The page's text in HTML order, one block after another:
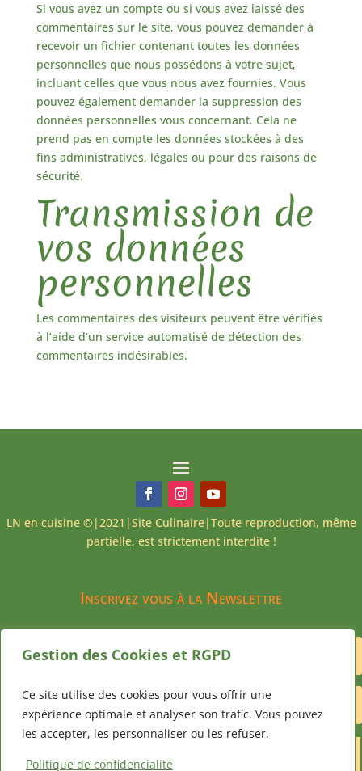
Gestion des Cookies et RGPD
Ce site utilise des cookies pour vous offrir une
expérience optimale et analyser son trafic. Vous pouvez
les accepter, les personnaliser ou les refuser.
Politique de confidencialité
Si vous avez un compte ou si vous avez laissé des
commentaires sur le site, vous pouvez demander à
recevoir un fichier contenant toutes les données
personnelles que nous possédons à votre sujet,
incluant celles que vous nous avez fournies. Vous
pouvez également demander la suppression des
données personnelles vous concernant. Cela ne
prend pas en compte les données stockées à des
fins administratives, légales ou pour des raisons de
sécurité.
Transmission de
vos données
personnelles
Les commentaires des visiteurs peuvent être vérifiés
à l’aide d’un service automatisé de détection des
commentaires indésirables.
LN en cuisine ©|2021|Site Culinaire|Toute reproduction, même
partielle, est strictement interdite !
Inscrivez vous à la Newslettre
Je m'abonne